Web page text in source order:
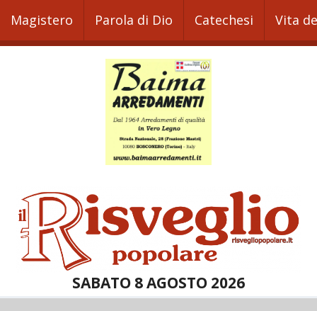
Magistero Parola di Dio Catechesi Vita
SABATO 8 AGOSTO 2026